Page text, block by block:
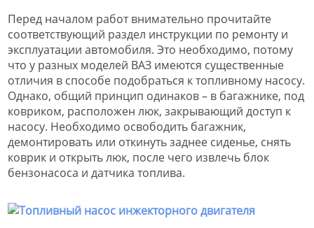
Перед началом работ внимательно прочитайте
соответствующий раздел инструкции по ремонту и
эксплуатации автомобиля. Это необходимо, потому
что у разных моделей ВАЗ имеются существенные
отличия в способе подобраться к топливному насосу.
Однако, общий принцип одинаков – в багажнике, под
ковриком, расположен люк, закрывающий доступ к
насосу. Необходимо освободить багажник,
демонтировать или откинуть заднее сиденье, снять
коврик и открыть люк, после чего извлечь блок
бензонасоса и датчика топлива.